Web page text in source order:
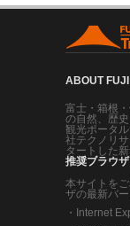
ABOUT
富士・箱根
の自然、歴
観光ポータ
社テクノリ
タートした
推奨ブラウ
本サイトを
ザの最新バ
・
Internet